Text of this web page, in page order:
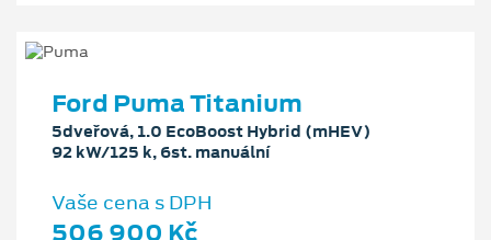
Ford Puma Titanium
5dveřová, 1.0 EcoBoost Hybrid (mHEV)
92 kW/125 k, 6st. manuální
Vaše cena s DPH
506 900 Kč